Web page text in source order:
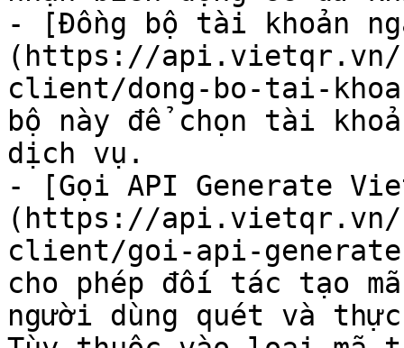
- [Đồng bộ tài khoản
(https://api.vietqr.vn/
client/dong-bo-tai-
bộ này để chọn tài
dịch vụ.
- [Gọi API Generate
(https://api.vietqr.vn/
client/goi-api-
cho phép đối tác tạo
người dùng quét và